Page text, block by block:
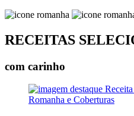
RECEITAS
com carinho